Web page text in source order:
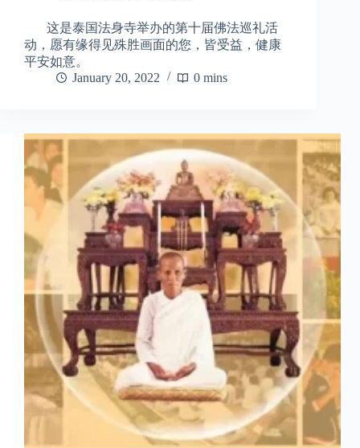
这是泰国法身寺举办的第十届佛法巡礼活
动，愿有缘得见殊胜画面的您，皆受益，健康
平安如意。
January 20, 2022
0 mins